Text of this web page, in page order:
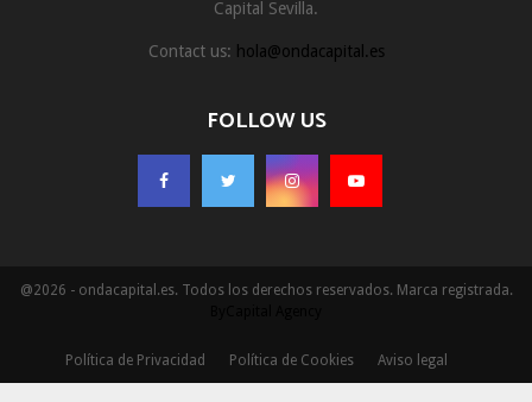
Capital Sevilla.
Contact us: hola@ondacapital.es
FOLLOW US
@2026 - ondacapital.es. Todos los derechos reservados. Marca registrada.
Política de Privacidad Política de Cookies Aviso legal